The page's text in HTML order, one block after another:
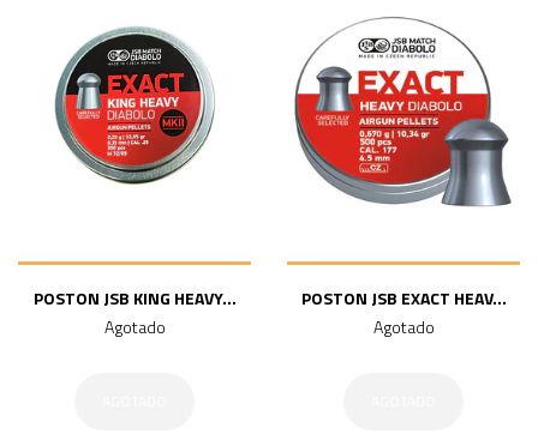
POSTON JSB KING HEAVY...
Agotado
POSTON JSB EXACT HEAV...
Agotado